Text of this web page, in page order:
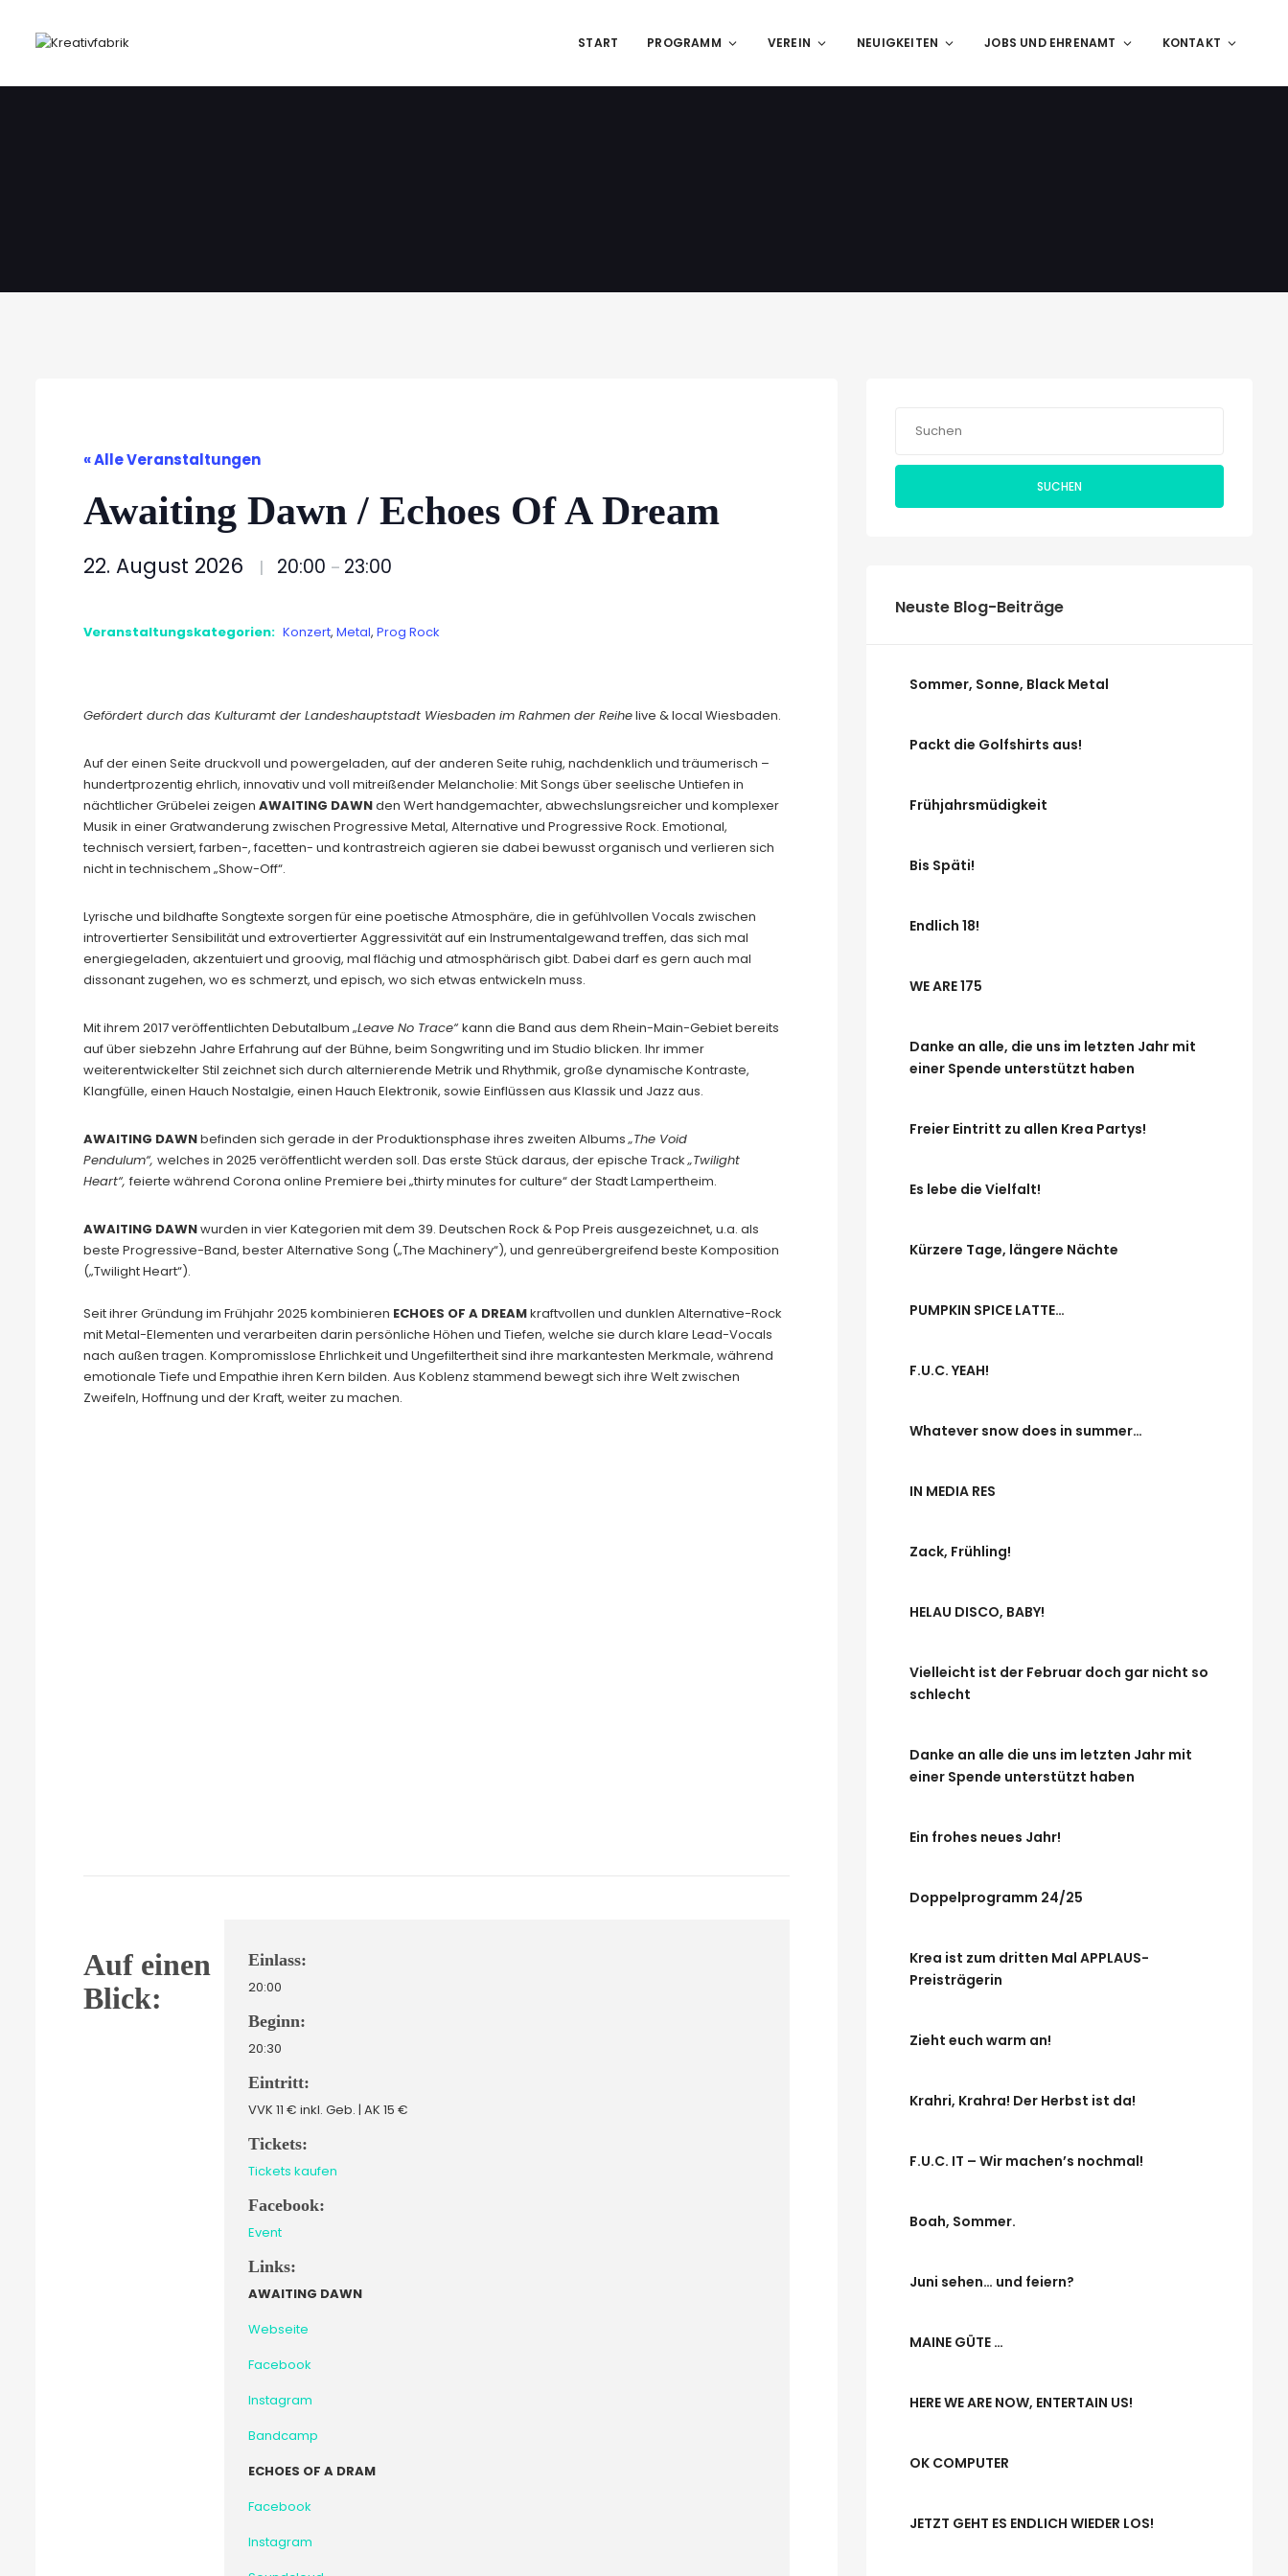
START PROGRAMM VEREIN NEUIGKEITEN JOBS UND EHRENAMT KONTAKT
« Alle Veranstaltungen
Awaiting Dawn / Echoes Of A Dream
22. August 2026 | 20:00 – 23:00
Veranstaltungskategorien: Konzert, Metal, Prog Rock
Gefördert durch das Kulturamt der Landeshauptstadt Wiesbaden im Rahmen der Reihelive & local Wiesbaden.
Auf der einen Seite druckvoll und powergeladen, auf der anderen Seite ruhig, nachdenklich und träumerisch –
hundertprozentig ehrlich, innovativ und voll mitreißender Melancholie: Mit Songs über seelische Untiefen in
nächtlicher Grübelei zeigen AWAITING DAWNden Wert handgemachter, abwechslungsreicher und komplexer
Musik in einer Gratwanderung zwischen Progressive Metal, Alternative und Progressive Rock. Emotional,
technisch versiert, farben-, facetten- und kontrastreich agieren sie dabei bewusst organisch und verlieren sich
nicht in technischem „Show-Off“.
Lyrische und bildhafte Songtexte sorgen für eine poetische Atmosphäre, die in gefühlvollen Vocals zwischen
introvertierter Sensibilität und extrovertierter Aggressivität auf ein Instrumentalgewand treffen, das sich mal
energiegeladen, akzentuiert und groovig, mal flächig und atmosphärisch gibt. Dabei darf es gern auch mal
dissonant zugehen, wo es schmerzt, und episch, wo sich etwas entwickeln muss.
Mit ihrem 2017 veröffentlichten Debutalbum „Leave No Trace“kann die Band aus dem Rhein-Main-Gebiet bereits
auf über siebzehn Jahre Erfahrung auf der Bühne, beim Songwriting und im Studio blicken. Ihr immer
weiterentwickelter Stil zeichnet sich durch alternierende Metrik und Rhythmik, große dynamische Kontraste,
Klangfülle, einen Hauch Nostalgie, einen Hauch Elektronik, sowie Einflüssen aus Klassik und Jazz aus.
AWAITING DAWNbefinden sich gerade in der Produktionsphase ihres zweiten Albums„The Void
Pendulum“, welches in 2025 veröffentlicht werden soll. Das erste Stück daraus, der epische Track„Twilight
Heart“, feierte während Corona online Premiere bei „thirty minutes for culture“ der Stadt Lampertheim.
AWAITING DAWNwurden in vier Kategorien mit dem 39. Deutschen Rock & Pop Preis ausgezeichnet, u.a. als
beste Progressive-Band, bester Alternative Song („The Machinery“), und genreübergreifend beste Komposition
(„Twilight Heart“).
Seit ihrer Gründung im Frühjahr 2025 kombinieren ECHOES OF A DREAMkraftvollen und dunklen Alternative-Rock
mit Metal-Elementen und verarbeiten darin persönliche Höhen und Tiefen, welche sie durch klare Lead-Vocals
nach außen tragen. Kompromisslose Ehrlichkeit und Ungefiltertheit sind ihre markantesten Merkmale, während
emotionale Tiefe und Empathie ihren Kern bilden. Aus Koblenz stammend bewegt sich ihre Welt zwischen
Zweifeln, Hoffnung und der Kraft, weiter zu machen.
Auf einen
Blick:
Einlass:
20:00
Beginn:
20:30
Eintritt:
VVK 11 € inkl. Geb. | AK 15 €
Tickets:
Tickets kaufen
Facebook:
Event
Links:
AWAITING DAWN
Webseite
Facebook
Instagram
Bandcamp
ECHOES OF A DRAM
Facebook
Instagram
SUCHEN
Neuste Blog-Beiträge
Sommer, Sonne, Black Metal
Packt die Golfshirts aus!
Frühjahrsmüdigkeit
Bis Späti!
Endlich 18!
WE ARE 175
Danke an alle, die uns im letzten Jahr mit
einer Spende unterstützt haben
Freier Eintritt zu allen Krea Partys!
Es lebe die Vielfalt!
Kürzere Tage, längere Nächte
PUMPKIN SPICE LATTE…
F.U.C. YEAH!
Whatever snow does in summer…
IN MEDIA RES
Zack, Frühling!
HELAU DISCO, BABY!
Vielleicht ist der Februar doch gar nicht so
schlecht
Danke an alle die uns im letzten Jahr mit
einer Spende unterstützt haben
Ein frohes neues Jahr!
Doppelprogramm 24/25
Krea ist zum dritten Mal APPLAUS-
Preisträgerin
Zieht euch warm an!
Krahri, Krahra! Der Herbst ist da!
F.U.C. IT – Wir machen’s nochmal!
Boah, Sommer.
Juni sehen… und feiern?
MAINE GÜTE …
HERE WE ARE NOW, ENTERTAIN US!
OK COMPUTER
JETZT GEHT ES ENDLICH WIEDER LOS!